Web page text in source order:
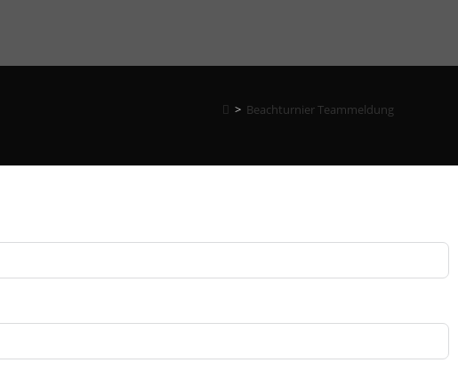
> Beachturnier Teammeldung